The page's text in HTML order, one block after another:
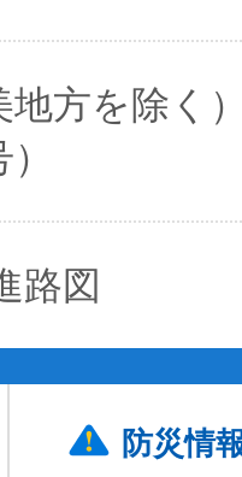
地方を除く
路図
防災情